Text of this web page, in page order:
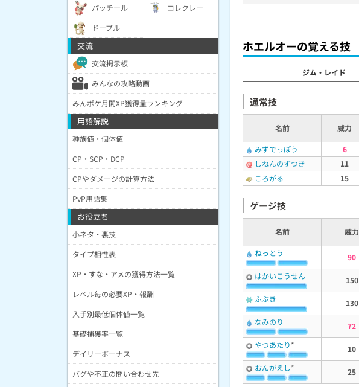
ホエルオーの覚える技
ジム・レイド
通常技
名前 威力
みずでっぽう
6
しねんのずつき
11
ころがる
15
ゲージ技
名前 威力
ねっとう
90
はかいこうせん
150
ふぶき
130
なみのり
72
やつあたり* 10
おんがえし* 25
パッチール
コレクレー
ドーブル
交流
交流掲示板
みんなの攻略動画
みんポケ月間XP獲得量ランキング
用語解説
種族値・個体値
CP・SCP・DCP
CPやダメージの計算方法
PvP用語集
お役立ち
小ネタ・裏技
タイプ相性表
XP・すな・アメの獲得方法一覧
レベル毎の必要XP・報酬
入手別最低個体値一覧
基礎捕獲率一覧
デイリーボーナス
バグや不正の問い合わせ先